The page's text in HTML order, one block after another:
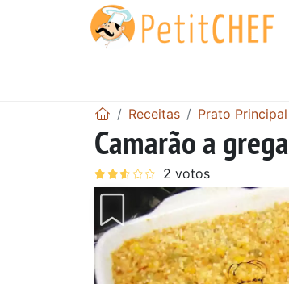
Receitas Prato Principal
Camarão a grega